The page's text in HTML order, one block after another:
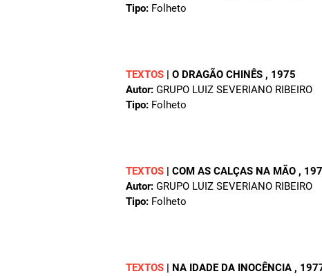
Tipo: Folheto
TEXTOS | O DRAGÃO CHINÊS , 1975
Autor: GRUPO LUIZ SEVERIANO RIBEIRO
Tipo: Folheto
TEXTOS | COM AS CALÇAS NA MÃO ,
Autor: GRUPO LUIZ SEVERIANO RIBEIRO
Tipo: Folheto
TEXTOS | NA IDADE DA INOCÊNCIA ,